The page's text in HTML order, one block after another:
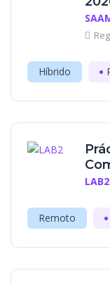
Híbrido
LAB2
Remoto